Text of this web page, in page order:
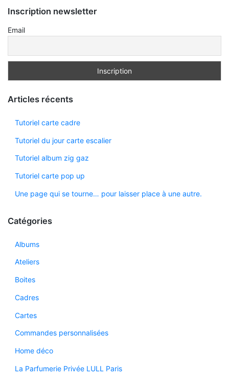
Inscription newsletter
Email
Articles récents
Tutoriel carte cadre
Tutoriel du jour carte escalier
Tutoriel album zig gaz
Tutoriel carte pop up
Une page qui se tourne… pour laisser place à une autre.
Catégories
Albums
Ateliers
Boites
Cadres
Cartes
Commandes personnalisées
Home déco
La Parfumerie Privée LULL Paris